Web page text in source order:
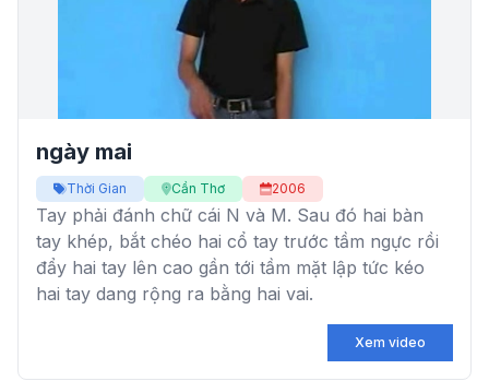
ngày mai
Thời Gian Cần Thơ 2006
Tay phải đánh chữ cái N và M. Sau đó hai bàn
tay khép, bắt chéo hai cổ tay trước tầm ngực rồi
đẩy hai tay lên cao gần tới tầm mặt lập tức kéo
hai tay dang rộng ra bằng hai vai.
Xem video